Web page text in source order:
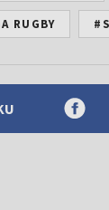
RUGBY